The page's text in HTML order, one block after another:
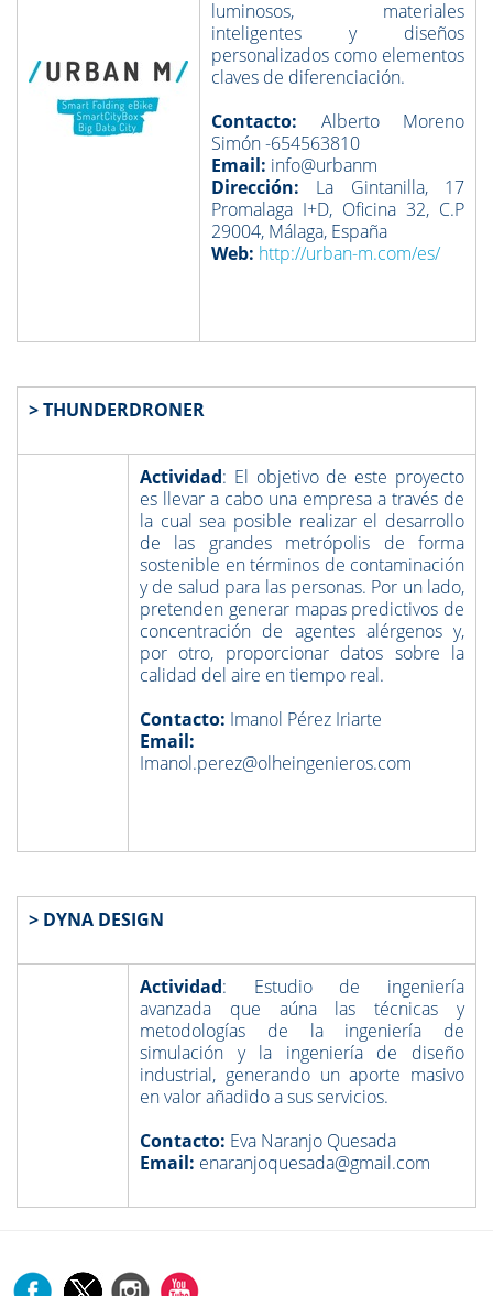
luminosos, materiales
inteligentes y diseños
personalizados como elementos
claves de diferenciación.
Contacto: Alberto Moreno
Simón -654563810
Email: info@urbanm
Dirección: La Gintanilla, 17
Promalaga I+D, Oficina 32, C.P
29004, Málaga, España
Web: http://urban-m.com/es/
> THUNDERDRONER
Actividad: El objetivo de este proyecto
es llevar a cabo una empresa a través de
la cual sea posible realizar el desarrollo
de las grandes metrópolis de forma
sostenible en términos de contaminación
y de salud para las personas. Por un lado,
pretenden generar mapas predictivos de
concentración de agentes alérgenos y,
por otro, proporcionar datos sobre la
calidad del aire en tiempo real.
Contacto: Imanol Pérez Iriarte
Email:
Imanol.perez@olheingenieros.com
> DYNA DESIGN
Actividad: Estudio de ingeniería
avanzada que aúna las técnicas y
metodologías de la ingeniería de
simulación y la ingeniería de diseño
industrial, generando un aporte masivo
en valor añadido a sus servicios.
Contacto: Eva Naranjo Quesada
Email: enaranjoquesada@gmail.com